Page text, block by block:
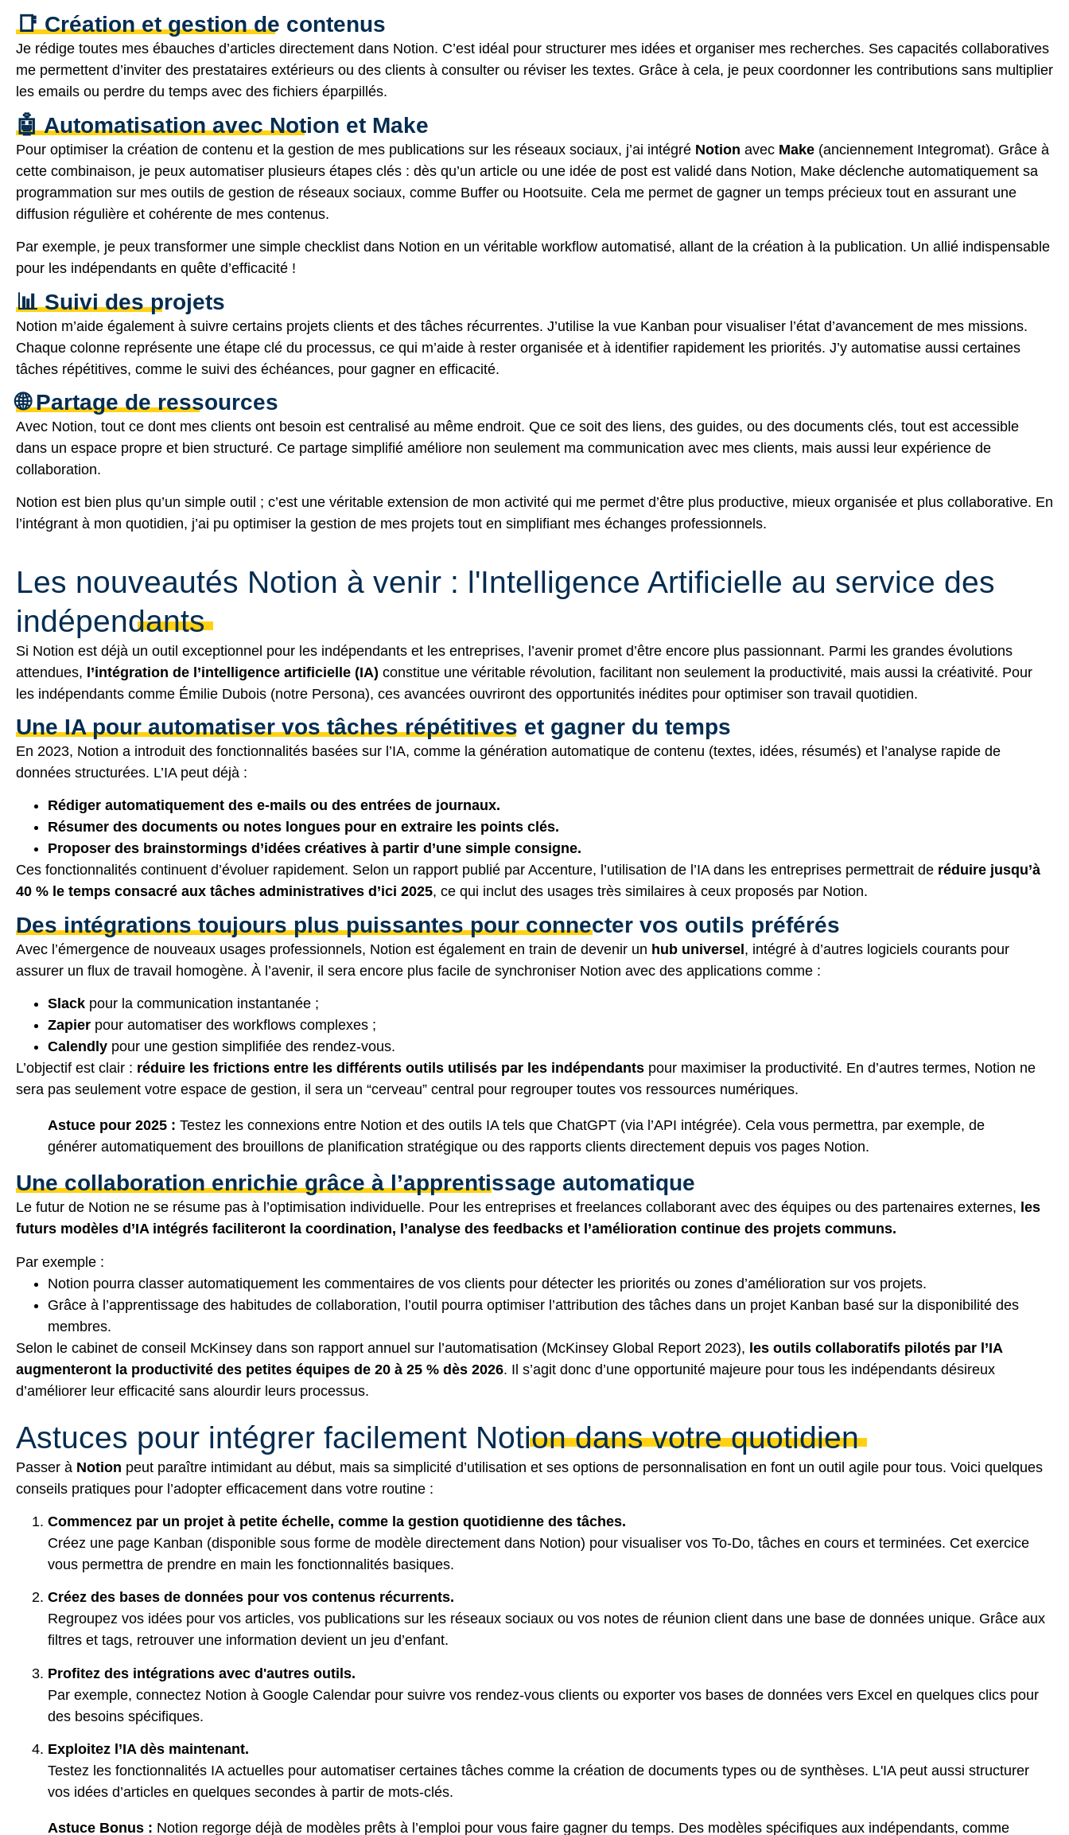
📑 Création et gestion de contenus
Je rédige toutes mes ébauches d’articles directement dans Notion. C’est idéal pour structurer mes idées et organiser mes recherches. Ses capacités collaboratives
me permettent d’inviter des prestataires extérieurs ou des clients à consulter ou réviser les textes. Grâce à cela, je peux coordonner les contributions sans multiplier
les emails ou perdre du temps avec des fichiers éparpillés.
🤖 Automatisation avec Notion et Make
Pour optimiser la création de contenu et la gestion de mes publications sur les réseaux sociaux, j’ai intégré Notion avec Make (anciennement Integromat). Grâce à
cette combinaison, je peux automatiser plusieurs étapes clés : dès qu’un article ou une idée de post est validé dans Notion, Make déclenche automatiquement sa
programmation sur mes outils de gestion de réseaux sociaux, comme Buffer ou Hootsuite. Cela me permet de gagner un temps précieux tout en assurant une
diffusion régulière et cohérente de mes contenus.
Par exemple, je peux transformer une simple checklist dans Notion en un véritable workflow automatisé, allant de la création à la publication. Un allié indispensable
pour les indépendants en quête d’efficacité !
📊 Suivi des projets
Notion m’aide également à suivre certains projets clients et des tâches récurrentes. J’utilise la vue Kanban pour visualiser l’état d’avancement de mes missions.
Chaque colonne représente une étape clé du processus, ce qui m’aide à rester organisée et à identifier rapidement les priorités. J’y automatise aussi certaines
tâches répétitives, comme le suivi des échéances, pour gagner en efficacité.
🌐 Partage de ressources
Avec Notion, tout ce dont mes clients ont besoin est centralisé au même endroit. Que ce soit des liens, des guides, ou des documents clés, tout est accessible
dans un espace propre et bien structuré. Ce partage simplifié améliore non seulement ma communication avec mes clients, mais aussi leur expérience de
collaboration.
Notion est bien plus qu’un simple outil ; c’est une véritable extension de mon activité qui me permet d’être plus productive, mieux organisée et plus collaborative. En
l’intégrant à mon quotidien, j’ai pu optimiser la gestion de mes projets tout en simplifiant mes échanges professionnels.
Les nouveautés Notion à venir : l'Intelligence Artificielle au service des
indépendants
Si Notion est déjà un outil exceptionnel pour les indépendants et les entreprises, l’avenir promet d’être encore plus passionnant. Parmi les grandes évolutions
attendues, l’intégration de l’intelligence artificielle (IA) constitue une véritable révolution, facilitant non seulement la productivité, mais aussi la créativité. Pour
les indépendants comme Émilie Dubois (notre Persona), ces avancées ouvriront des opportunités inédites pour optimiser son travail quotidien.
Une IA pour automatiser vos tâches répétitives et gagner du temps
En 2023, Notion a introduit des fonctionnalités basées sur l’IA, comme la génération automatique de contenu (textes, idées, résumés) et l’analyse rapide de
données structurées. L’IA peut déjà :
Rédiger automatiquement des e-mails ou des entrées de journaux.
Résumer des documents ou notes longues pour en extraire les points clés.
Proposer des brainstormings d’idées créatives à partir d’une simple consigne.
Ces fonctionnalités continuent d’évoluer rapidement. Selon un rapport publié par Accenture, l’utilisation de l’IA dans les entreprises permettrait de réduire jusqu’à
40 % le temps consacré aux tâches administratives d’ici 2025, ce qui inclut des usages très similaires à ceux proposés par Notion.
Des intégrations toujours plus puissantes pour connecter vos outils préférés
Avec l’émergence de nouveaux usages professionnels, Notion est également en train de devenir un hub universel, intégré à d’autres logiciels courants pour
assurer un flux de travail homogène. À l’avenir, il sera encore plus facile de synchroniser Notion avec des applications comme :
Slack pour la communication instantanée ;
Zapier pour automatiser des workflows complexes ;
Calendly pour une gestion simplifiée des rendez-vous.
L’objectif est clair : réduire les frictions entre les différents outils utilisés par les indépendants pour maximiser la productivité. En d’autres termes, Notion ne
sera pas seulement votre espace de gestion, il sera un “cerveau” central pour regrouper toutes vos ressources numériques.
Astuce pour 2025 : Testez les connexions entre Notion et des outils IA tels que ChatGPT (via l’API intégrée). Cela vous permettra, par exemple, de
générer automatiquement des brouillons de planification stratégique ou des rapports clients directement depuis vos pages Notion.
Une collaboration enrichie grâce à l’apprentissage automatique
Le futur de Notion ne se résume pas à l’optimisation individuelle. Pour les entreprises et freelances collaborant avec des équipes ou des partenaires externes, les
futurs modèles d’IA intégrés faciliteront la coordination, l’analyse des feedbacks et l’amélioration continue des projets communs.
Par exemple :
Notion pourra classer automatiquement les commentaires de vos clients pour détecter les priorités ou zones d’amélioration sur vos projets.
Grâce à l’apprentissage des habitudes de collaboration, l’outil pourra optimiser l’attribution des tâches dans un projet Kanban basé sur la disponibilité des
membres.
Selon le cabinet de conseil McKinsey dans son rapport annuel sur l’automatisation (McKinsey Global Report 2023), les outils collaboratifs pilotés par l’IA
augmenteront la productivité des petites équipes de 20 à 25 % dès 2026. Il s’agit donc d’une opportunité majeure pour tous les indépendants désireux
d’améliorer leur efficacité sans alourdir leurs processus.
Astuces pour intégrer facilement Notion dans votre quotidien
Passer à Notion peut paraître intimidant au début, mais sa simplicité d’utilisation et ses options de personnalisation en font un outil agile pour tous. Voici quelques
conseils pratiques pour l’adopter efficacement dans votre routine :
Commencez par un projet à petite échelle, comme la gestion quotidienne des tâches.
Créez une page Kanban (disponible sous forme de modèle directement dans Notion) pour visualiser vos To-Do, tâches en cours et terminées. Cet exercice
vous permettra de prendre en main les fonctionnalités basiques.
Créez des bases de données pour vos contenus récurrents.
Regroupez vos idées pour vos articles, vos publications sur les réseaux sociaux ou vos notes de réunion client dans une base de données unique. Grâce aux
filtres et tags, retrouver une information devient un jeu d’enfant.
Profitez des intégrations avec d'autres outils.
Par exemple, connectez Notion à Google Calendar pour suivre vos rendez-vous clients ou exporter vos bases de données vers Excel en quelques clics pour
des besoins spécifiques.
Exploitez l’IA dès maintenant.
Testez les fonctionnalités IA actuelles pour automatiser certaines tâches comme la création de documents types ou de synthèses. L'IA peut aussi structurer
vos idées d’articles en quelques secondes à partir de mots-clés.
Astuce Bonus : Notion regorge déjà de modèles prêts à l’emploi pour vous faire gagner du temps. Des modèles spécifiques aux indépendants, comme